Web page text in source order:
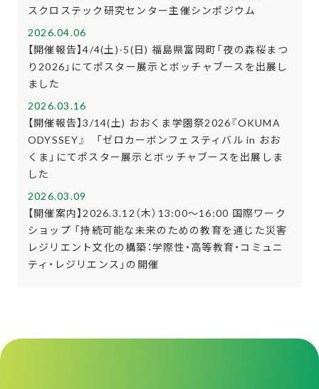
スクロステック研究センター主催シンポジウム
2026.04.06
【開催報告】4/4(土)-5(日) 福島県富岡町「夜の森桜まつ
り2026」にてポスター展示とボッチャブースを出展し
ました
2026.03.16
【開催報告】3/14(土) おおくま学園祭2026『OKUMA
ODYSSEY』 「ゼロカーボンフェスティバル in おお
くま」にてポスター展示とボッチャブースを出展しま
した
2026.03.09
【開催案内】2026.3.12（木）13:00～16:00 国際ワーク
ショップ 「持続可能な未来のための教育を通じた災害
レジリエント文化の構築：学際性・高等教育・コミュニ
ティ・レジリエンス」の開催